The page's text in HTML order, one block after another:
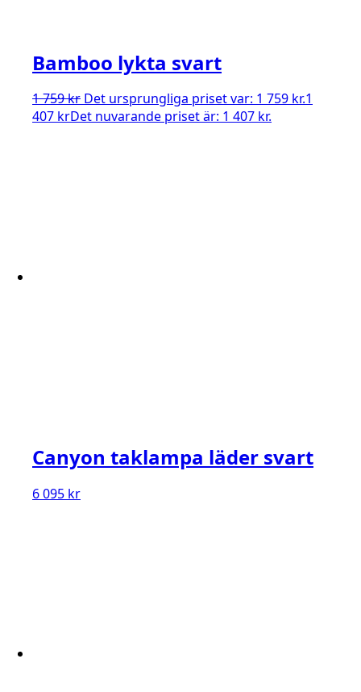
Bamboo lykta svart
1 759kr Det ursprungliga priset var: 1 759 kr.1
407 krDet nuvarande priset är: 1 407 kr.
Canyon taklampa läder svart
6 095 kr